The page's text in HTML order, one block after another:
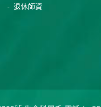
退休師資